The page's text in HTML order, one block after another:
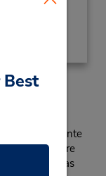
Best
la file d’attente
ou encore
n’existe pas